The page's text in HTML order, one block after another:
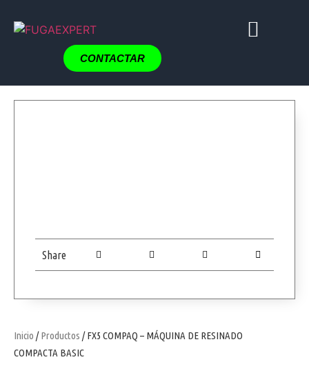
CONTACTAR
Inicio /Productos / FX5 COMPAQ – MÁQUINA DE RESINADO
COMPACTA BASIC
Share